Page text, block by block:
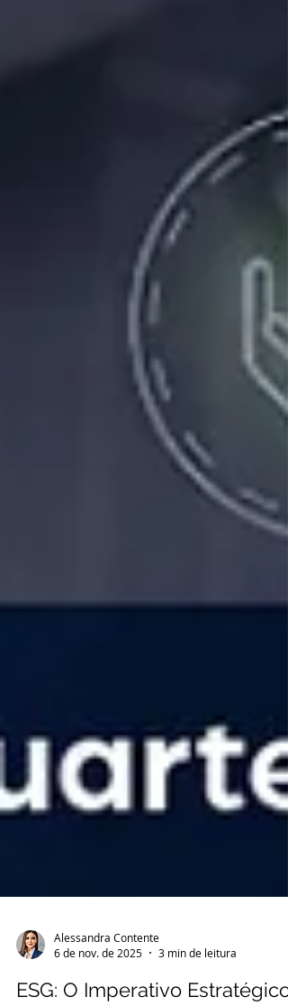
6 de nov. de 2025
3 min de leitura